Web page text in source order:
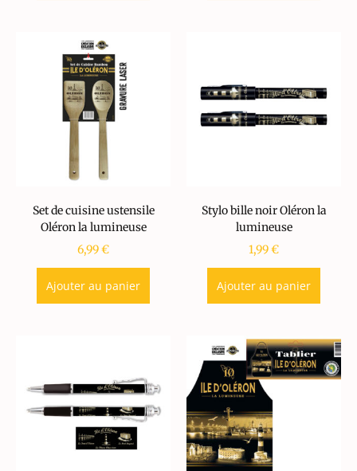
Set de cuisine ustensile
Oléron la lumineuse
6,99€
Ajouter au panier
Stylo bille noir Oléron la
lumineuse
1,99€
Ajouter au panier